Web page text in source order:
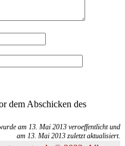
dem Abschicken des
am 13. Mai 2013 veroeffentlicht und
am 13. Mai 2013 zuletzt aktualisiert.